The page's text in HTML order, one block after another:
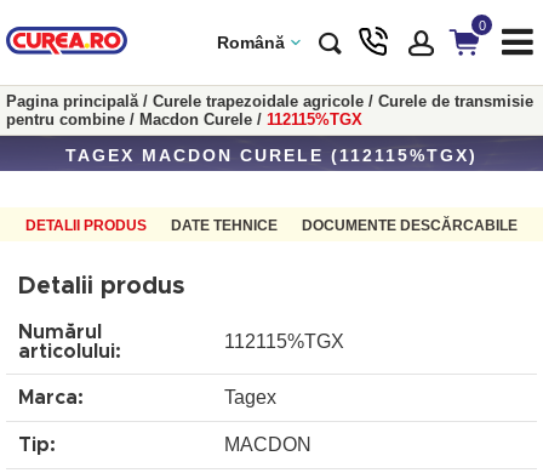
Română
0
Pagina principală/ Curele trapezoidale agricole / Curele de transmisie
pentru combine / Macdon Curele / 112115%TGX
TAGEX MACDON CURELE (112115%TGX)
DETALII PRODUS DATE TEHNICE DOCUMENTE DESCĂRCABILE
Detalii produs
Numărul
articolului:
112115%TGX
Marca: Tagex
Tip: MACDON